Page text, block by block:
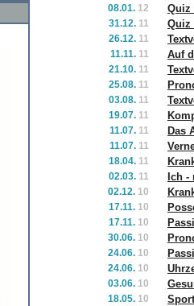
08.01. 12 Quiz
31.12. 11 Quiz
26.12. 11
11.11. 11 Auf
21.10. 11
25.08. 11
03.08. 11
19.07. 11
11.07. 11 Das
11.07. 11
18.04. 11
02.03. 11 Ich -
02.12. 10
17.11. 10
17.11. 10
30.06. 10
24.06. 10
24.06. 10
03.06. 10
18.05. 10 Sport